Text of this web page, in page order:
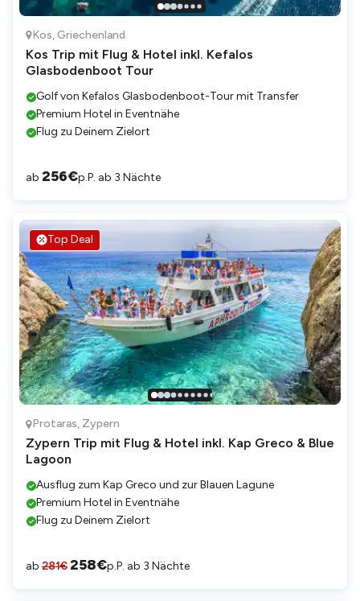
Kos, Griechenland
Kos Trip mit Flug & Hotel inkl. Kefalos
Glasbodenboot Tour
Golf von Kefalos Glasbodenboot-Tour mit Transfer
Premium Hotel in Eventnähe
Flug zu Deinem Zielort
ab 256€p.P. ab 3 Nächte
Top Deal
Protaras, Zypern
Zypern Trip mit Flug & Hotel inkl. Kap Greco & Blue
Lagoon
Ausflug zum Kap Greco und zur Blauen Lagune
Premium Hotel in Eventnähe
Flug zu Deinem Zielort
ab 281€258€p.P. ab 3 Nächte